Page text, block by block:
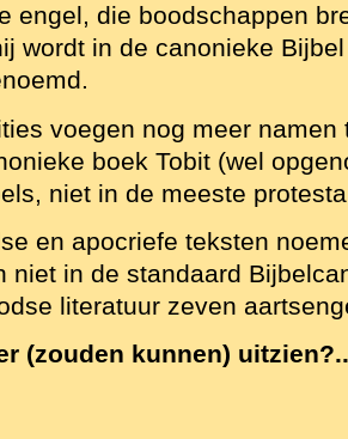
engel, die boodschappen
wordt in de canonieke
voegen nog meer
boek Tobit (wel
niet in de meeste
en apocriefe teksten
niet in de standaard
literatuur zeven
(zouden kunnen)